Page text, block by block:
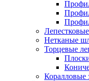
Нетканые
Торцевые
Коралловые